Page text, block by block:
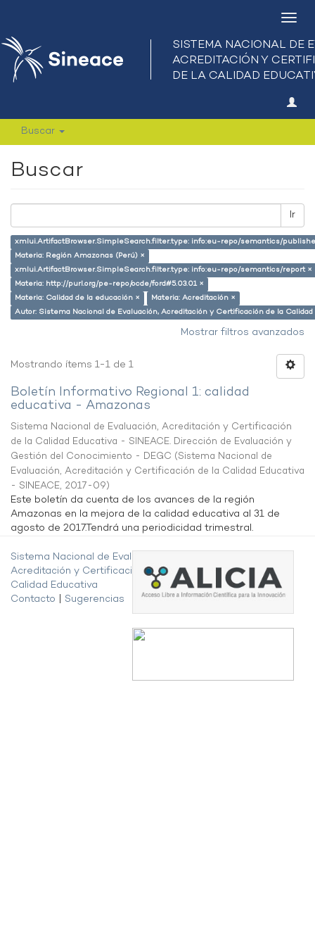
Buscar
Buscar
Ir
xmlui.ArtifactBrowser.SimpleSearch.filter.type: info:eu-repo/semantics/
Materia: Región Amazonas (Perú) ×
xmlui.ArtifactBrowser.SimpleSearch.filter.type: info:eu-repo/semantics/report ×
Materia: http://purl.org/pe-repo/ocde/ford#5.03.01 ×
Materia: Calidad de la educación ×
Materia: Acreditación ×
Autor: Sistema Nacional de Evaluación, Acreditación y Certificación de la
Mostrar filtros avanzados
Mostrando ítems 1-1 de 1
Boletín Informativo Regional 1: calidad
educativa - Amazonas
Sistema Nacional de Evaluación, Acreditación y Certificación
de la Calidad Educativa - SINEACE. Dirección de Evaluación y
Gestión del Conocimiento - DEGC (Sistema Nacional de
Evaluación, Acreditación y Certificación de la Calidad Educativa
- SINEACE, 2017-09)
Este boletín da cuenta de los avances de la región
Amazonas en la mejora de la calidad educativa al 31 de
agosto de 2017.Tendrá una periodicidad trimestral.
Sistema Nacional de Evaluación,
Acreditación y Certificación de la
Calidad Educativa
Contacto
Sugerencias